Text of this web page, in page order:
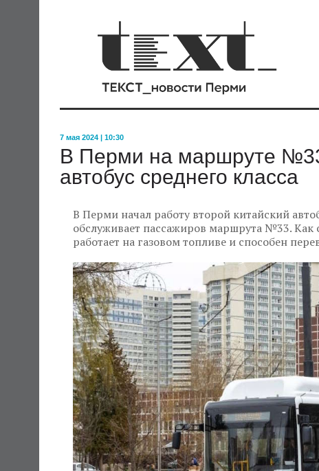
7 мая 2024 | 10:30
В Перми на маршруте №33
автобус среднего класса
В Перми начал работу второй китайский
обслуживает пассажиров маршрута №33. Как
работает на газовом топливе и способен